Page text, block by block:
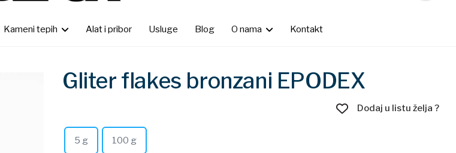
Kameni tepih Alat i pribor Usluge Blog O nama Kontakt
Gliter flakes bronzani EPODEX
Dodaj u listu želja ?
5 g 100 g